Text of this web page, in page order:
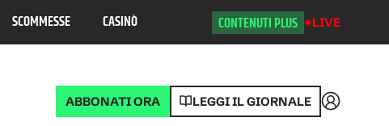
SCOMMESSE CASINÒ CONTENUTI PLUS LIVE
ABBONATI ORA LEGGI IL GIORNALE Accedi